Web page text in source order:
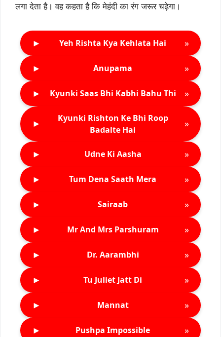
लगा देता है। वह कहता है कि मेहंदी का रंग जरूर चढ़ेगा।
► Yeh Rishta Kya Kehlata Hai »
► Anupama »
► Kyunki Saas Bhi Kabhi Bahu Thi »
►
Kyunki Rishton Ke Bhi Roop
Badalte Hai
»
► Udne Ki Aasha »
► Tum Dena Saath Mera »
► Sairaab »
► Mr And Mrs Parshuram »
► Dr. Aarambhi »
► Tu Juliet Jatt Di »
► Mannat »
► Pushpa Impossible »